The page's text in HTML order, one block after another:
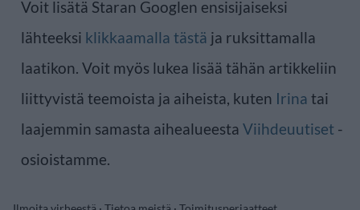
Voit lisätä Staran Googlen ensisijaiseksi
lähteeksi klikkaamalla tästä ja ruksittamalla
laatikon. Voit myös lukea lisää tähän artikkeliin
liittyvistä teemoista ja aiheista, kuten Irina tai
laajemmin samasta aihealueesta Viihdeuutiset -
osioistamme.